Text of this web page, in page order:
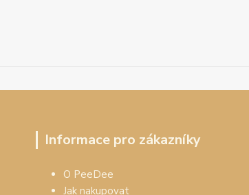
Informace pro zákazníky
O PeeDee
Jak nakupovat